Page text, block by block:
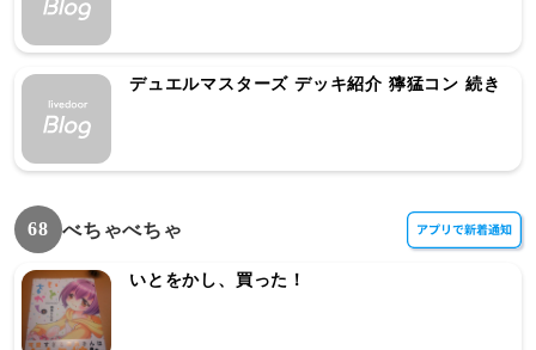
デュエルマスターズ デッキ紹介 獰猛コン 続き
68 べちゃべちゃ
いとをかし、買った！